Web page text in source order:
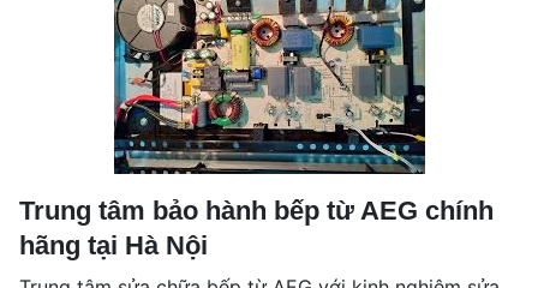
Trung tâm bảo hành bếp từ AEG chính
hãng tại Hà Nội